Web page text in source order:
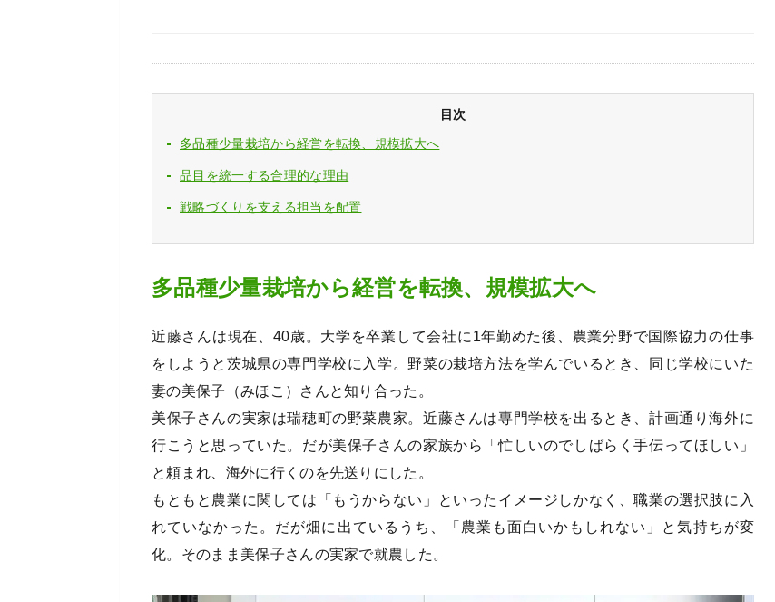
目次
多品種少量栽培から経営を転換、規模拡大へ
品目を統一する合理的な理由
戦略づくりを支える担当を配置
多品種少量栽培から経営を転換、規模拡大へ
近藤さんは現在、40歳。大学を卒業して会社に1年勤めた後、農業分野で国際協力の仕事
をしようと茨城県の専門学校に入学。野菜の栽培方法を学んでいるとき、同じ学校にいた
妻の美保子（みほこ）さんと知り合った。
美保子さんの実家は瑞穂町の野菜農家。近藤さんは専門学校を出るとき、計画通り海外に
行こうと思っていた。だが美保子さんの家族から「忙しいのでしばらく手伝ってほしい」
と頼まれ、海外に行くのを先送りにした。
もともと農業に関しては「もうからない」といったイメージしかなく、職業の選択肢に入
れていなかった。だが畑に出ているうち、「農業も面白いかもしれない」と気持ちが変
化。そのまま美保子さんの実家で就農した。